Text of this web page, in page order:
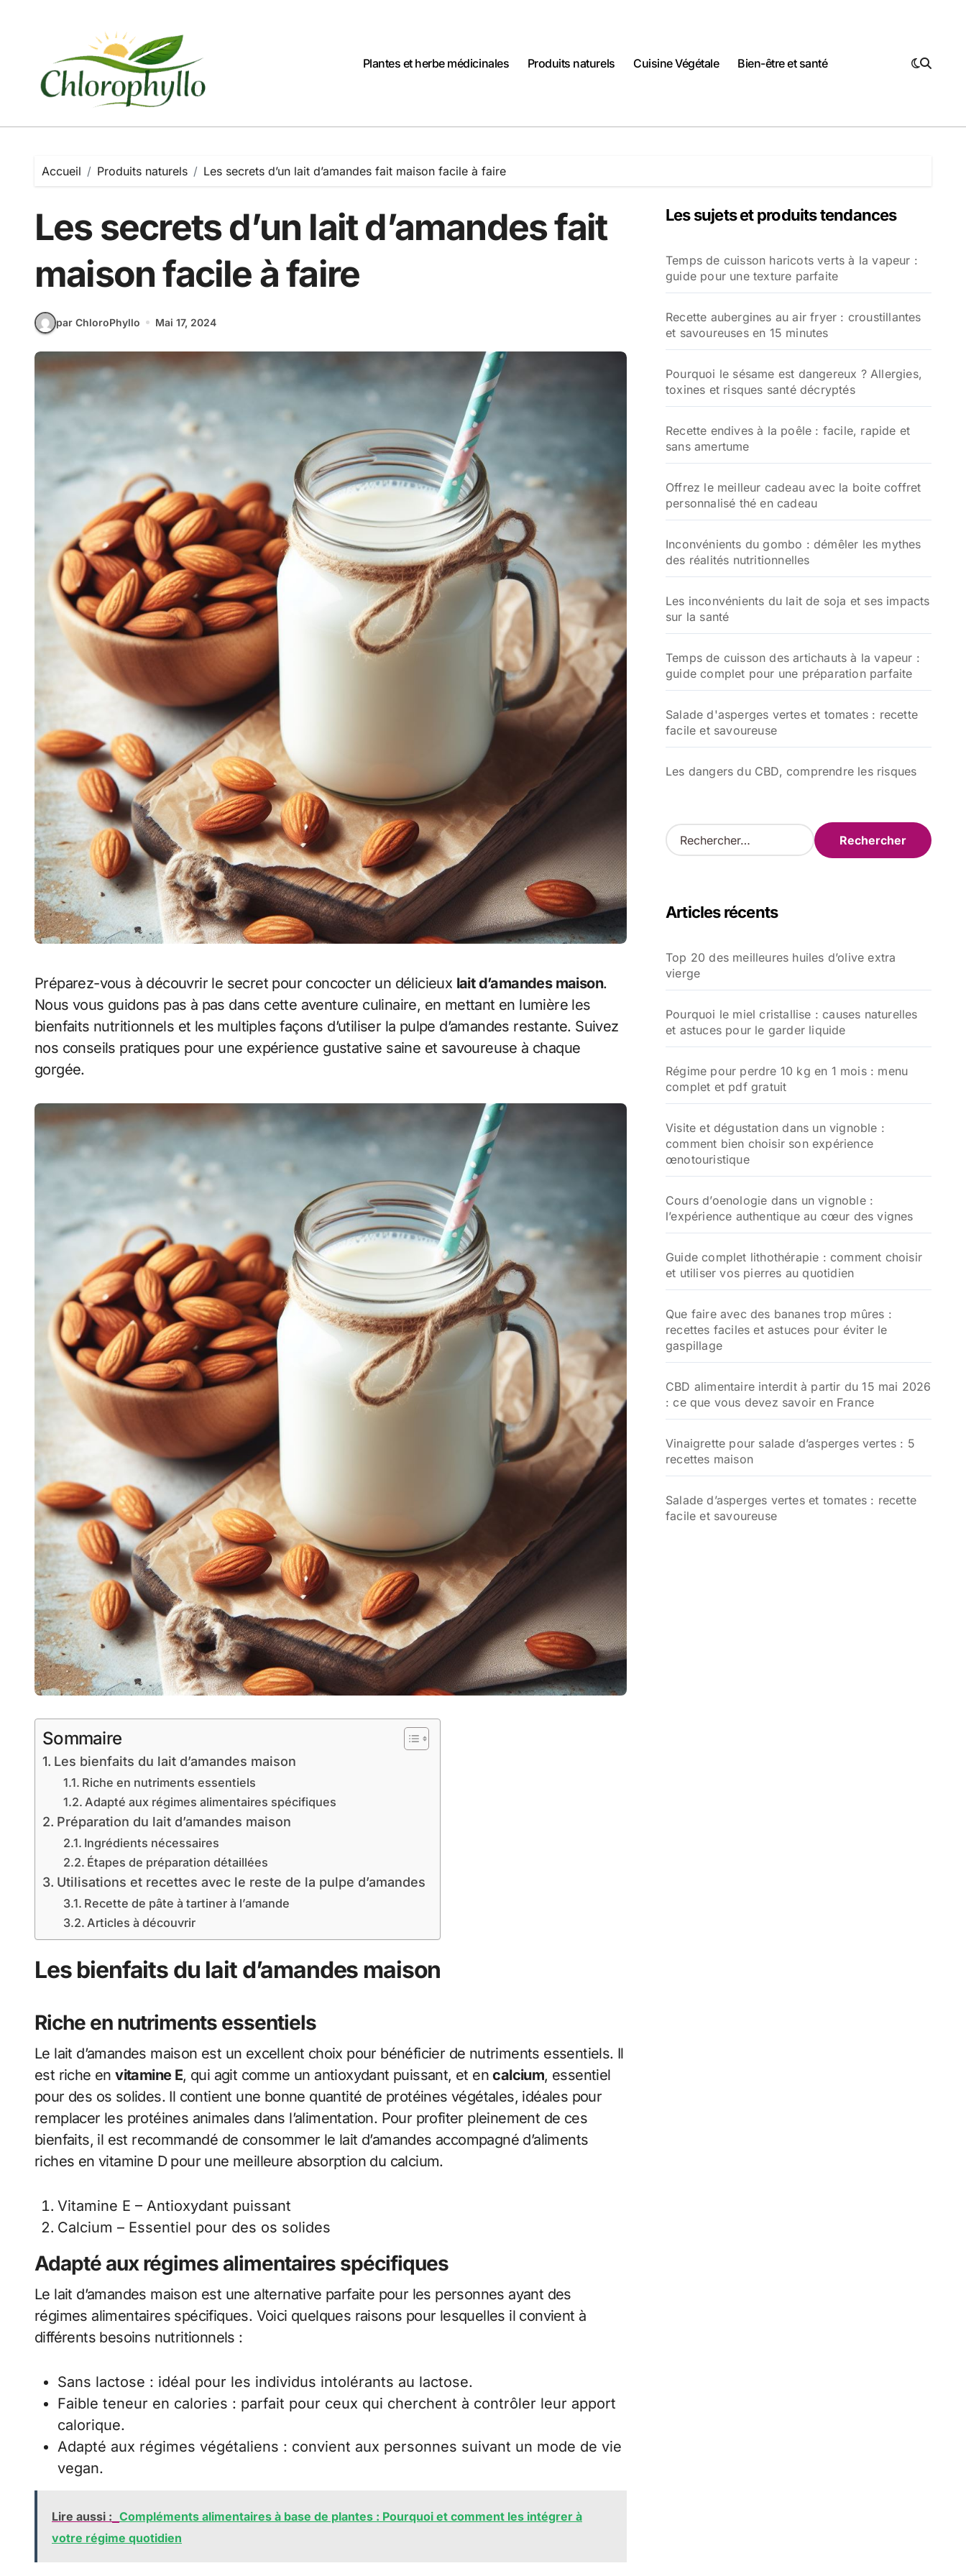
Plantes et herbe médicinales
Produits naturels Cuisine Végétale Bien-être et santé
Accueil Produits naturels Les secrets d’un lait d’amandes fait maison facile à faire
Les secrets d’un lait d’amandes fait
maison facile à faire
par ChloroPhyllo Mai 17, 2024
Préparez-vous à découvrir le secret pour concocter un délicieux lait d’amandes maison.
Nous vous guidons pas à pas dans cette aventure culinaire, en mettant en lumière les
bienfaits nutritionnels et les multiples façons d’utiliser la pulpe d’amandes restante. Suivez
nos conseils pratiques pour une expérience gustative saine et savoureuse à chaque
gorgée.
Sommaire
Les bienfaits du lait d’amandes maison
Riche en nutriments essentiels
Adapté aux régimes alimentaires spécifiques
Préparation du lait d’amandes maison
Ingrédients nécessaires
Étapes de préparation détaillées
Utilisations et recettes avec le reste de la pulpe d’amandes
Recette de pâte à tartiner à l’amande
Articles à découvrir
Les bienfaits du lait d’amandes maison
Riche en nutriments essentiels
Le lait d’amandes maison est un excellent choix pour bénéficier de nutriments essentiels. Il
est riche envitamine E, qui agit comme un antioxydant puissant, et encalcium, essentiel
pour des os solides. Il contient une bonne quantité de protéines végétales, idéales pour
remplacer les protéines animales dans l’alimentation. Pour profiter pleinement de ces
bienfaits, il est recommandé de consommer le lait d’amandes accompagné d’aliments
riches en vitamine D pour une meilleure absorption du calcium.
Vitamine E – Antioxydant puissant
Calcium – Essentiel pour des os solides
Adapté aux régimes alimentaires spécifiques
Le lait d’amandes maison est une alternative parfaite pour les personnes ayant des
régimes alimentaires spécifiques. Voici quelques raisons pour lesquelles il convient à
différents besoins nutritionnels :
Sans lactose : idéal pour les individus intolérants au lactose.
Faible teneur en calories : parfait pour ceux qui cherchent à contrôler leur apport
calorique.
Adapté aux régimes végétaliens : convient aux personnes suivant un mode de vie
vegan.
Lire aussi : Compléments alimentaires à base de plantes : Pourquoi et comment les intégrer à
votre régime quotidien
Les sujets et produits tendances
Temps de cuisson haricots verts à la vapeur :
guide pour une texture parfaite
Recette aubergines au air fryer : croustillantes
et savoureuses en 15 minutes
Pourquoi le sésame est dangereux ? Allergies,
toxines et risques santé décryptés
Recette endives à la poêle : facile, rapide et
sans amertume
Offrez le meilleur cadeau avec la boite coffret
personnalisé thé en cadeau
Inconvénients du gombo : démêler les mythes
des réalités nutritionnelles
Les inconvénients du lait de soja et ses impacts
sur la santé
Temps de cuisson des artichauts à la vapeur :
guide complet pour une préparation parfaite
Salade d'asperges vertes et tomates : recette
facile et savoureuse
Les dangers du CBD, comprendre les risques
R
e
r
e
r
Articles récents
Top 20 des meilleures huiles d’olive extra
vierge
Pourquoi le miel cristallise : causes naturelles
et astuces pour le garder liquide
Régime pour perdre 10 kg en 1 mois : menu
complet et pdf gratuit
Visite et dégustation dans un vignoble :
comment bien choisir son expérience
œnotouristique
Cours d’oenologie dans un vignoble :
l’expérience authentique au cœur des vignes
Guide complet lithothérapie : comment choisir
et utiliser vos pierres au quotidien
Que faire avec des bananes trop mûres :
recettes faciles et astuces pour éviter le
gaspillage
CBD alimentaire interdit à partir du 15 mai 2026
: ce que vous devez savoir en France
Vinaigrette pour salade d’asperges vertes : 5
recettes maison
Salade d’asperges vertes et tomates : recette
facile et savoureuse